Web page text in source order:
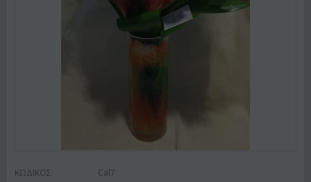
ΚΩΔΙΚΟΣ: Cal7